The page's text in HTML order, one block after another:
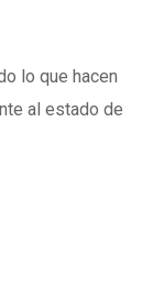
lo que hacen
al estado de